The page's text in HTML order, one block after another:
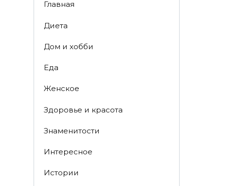
Главная
Диета
Дом и хобби
Еда
Женское
Здоровье и красота
Знаменитости
Интересное
Истории